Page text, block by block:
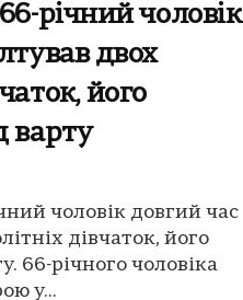
річний чоловік
двох
його
варту
чоловік довгий час
дівчаток, його
66-річного чоловіка
у...